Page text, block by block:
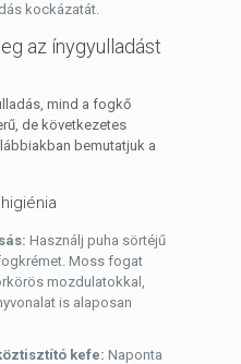
kockázatát.
az ínygyulladást
mind a fogkő
de következetes
bemutatjuk a
Használj puha sörtéjű
Moss fogat
mozdulatokkal,
is alaposan
kefe: Naponta